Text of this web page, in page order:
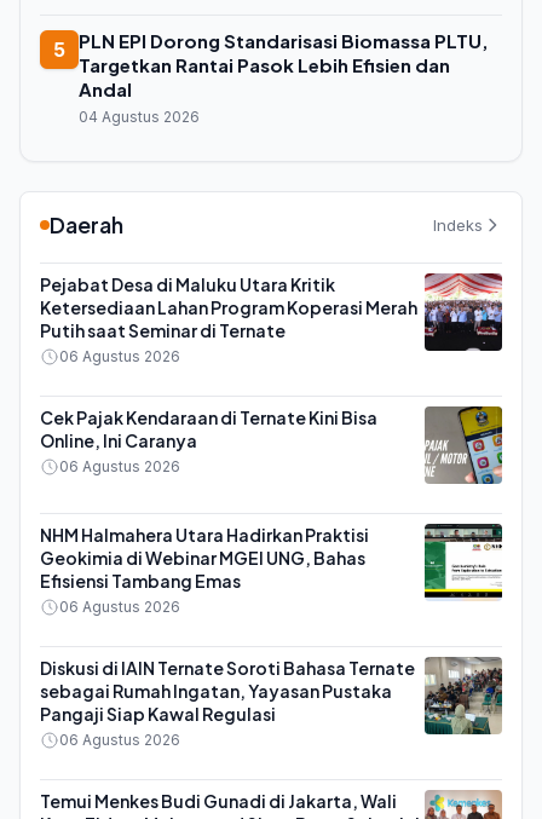
5
PLN EPI Dorong Standarisasi Biomassa PLTU,
Targetkan Rantai Pasok Lebih Efisien dan
Andal
04 Agustus 2026
Daerah Indeks
Pejabat Desa di Maluku Utara Kritik
Ketersediaan Lahan Program Koperasi Merah
Putih saat Seminar di Ternate
06 Agustus 2026
Cek Pajak Kendaraan di Ternate Kini Bisa
Online, Ini Caranya
06 Agustus 2026
NHM Halmahera Utara Hadirkan Praktisi
Geokimia di Webinar MGEI UNG, Bahas
Efisiensi Tambang Emas
06 Agustus 2026
Diskusi di IAIN Ternate Soroti Bahasa Ternate
sebagai Rumah Ingatan, Yayasan Pustaka
Pangaji Siap Kawal Regulasi
06 Agustus 2026
Temui Menkes Budi Gunadi di Jakarta, Wali